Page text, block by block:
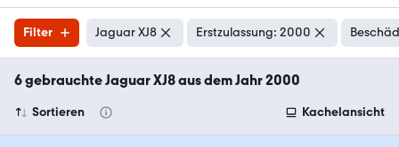
Filter Jaguar XJ8 Erstzulassung: 2000
6 gebrauchte Jaguar XJ8 aus dem Jahr 2000
Sortieren Kachelansicht